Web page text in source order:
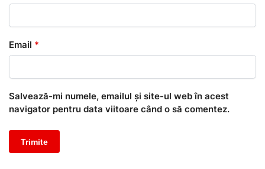
Email *
Salvează-mi numele, emailul și site-ul web în acest
navigator pentru data viitoare când o să comentez.